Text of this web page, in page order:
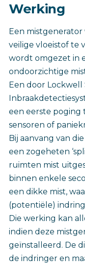
Werking
Een
veilige vloeistof te
wordt omgezet in
ondoorzichtige
Een door Lockwell
een eerste poging
sensoren of
Bij aanvang van
een zogeheten
ruimten mist
binnen enkele
een dikke mist,
(potentiële)
Die werking kan
indien deze
geïnstalleerd. De
de indringer en